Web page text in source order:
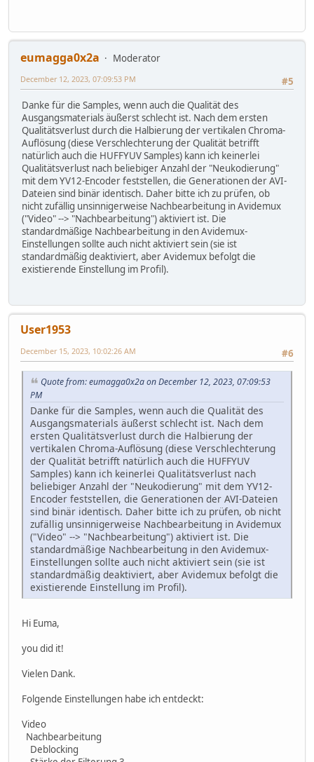
eumagga0x2a
Moderator
#5
December 12, 2023, 07:09:53 PM
Danke für die Samples, wenn auch die Qualität des
Ausgangsmaterials äußerst schlecht ist. Nach dem ersten
Qualitätsverlust durch die Halbierung der vertikalen Chroma-
Auflösung (diese Verschlechterung der Qualität betrifft
natürlich auch die HUFFYUV Samples) kann ich keinerlei
Qualitätsverlust nach beliebiger Anzahl der "Neukodierung"
mit dem YV12-Encoder feststellen, die Generationen der AVI-
Dateien sind binär identisch. Daher bitte ich zu prüfen, ob
nicht zufällig unsinnigerweise Nachbearbeitung in Avidemux
("Video" --> "Nachbearbeitung") aktiviert ist. Die
standardmäßige Nachbearbeitung in den Avidemux-
Einstellungen sollte auch nicht aktiviert sein (sie ist
standardmäßig deaktiviert, aber Avidemux befolgt die
existierende Einstellung im Profil).
User1953
#6
December 15, 2023, 10:02:26 AM
Quote from: eumagga0x2a on December 12, 2023, 07:09:53
PM
Danke für die Samples, wenn auch die Qualität des
Ausgangsmaterials äußerst schlecht ist. Nach dem
ersten Qualitätsverlust durch die Halbierung der
vertikalen Chroma-Auflösung (diese Verschlechterung
der Qualität betrifft natürlich auch die HUFFYUV
Samples) kann ich keinerlei Qualitätsverlust nach
beliebiger Anzahl der "Neukodierung" mit dem YV12-
Encoder feststellen, die Generationen der AVI-Dateien
sind binär identisch. Daher bitte ich zu prüfen, ob nicht
zufällig unsinnigerweise Nachbearbeitung in Avidemux
("Video" --> "Nachbearbeitung") aktiviert ist. Die
standardmäßige Nachbearbeitung in den Avidemux-
Einstellungen sollte auch nicht aktiviert sein (sie ist
standardmäßig deaktiviert, aber Avidemux befolgt die
existierende Einstellung im Profil).
Hi Euma,
you did it!
Vielen Dank.
Folgende Einstellungen habe ich entdeckt:
Video
Nachbearbeitung
Deblocking